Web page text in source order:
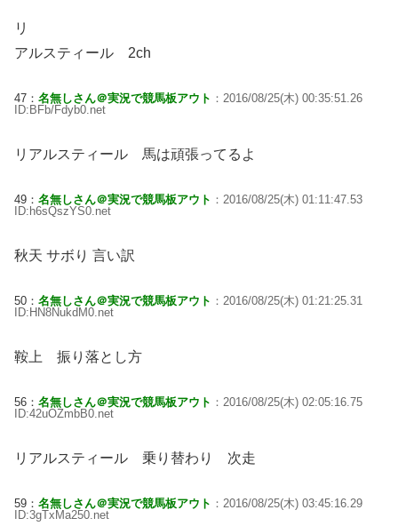
リ
アルスティール 2ch
47： 名無しさん＠実況で競馬板アウト ：2016/08/25(木) 00:35:51.26
ID:BFb/Fdyb0.net
リアルスティール 馬は頑張ってるよ
49： 名無しさん＠実況で競馬板アウト ：2016/08/25(木) 01:11:47.53
ID:h6sQszYS0.net
秋天 サボり 言い訳
50： 名無しさん＠実況で競馬板アウト ：2016/08/25(木) 01:21:25.31
ID:HN8NukdM0.net
鞍上 振り落とし方
56： 名無しさん＠実況で競馬板アウト ：2016/08/25(木) 02:05:16.75
ID:42uOZmbB0.net
リアルスティール 乗り替わり 次走
59： 名無しさん＠実況で競馬板アウト ：2016/08/25(木) 03:45:16.29
ID:3gTxMa250.net